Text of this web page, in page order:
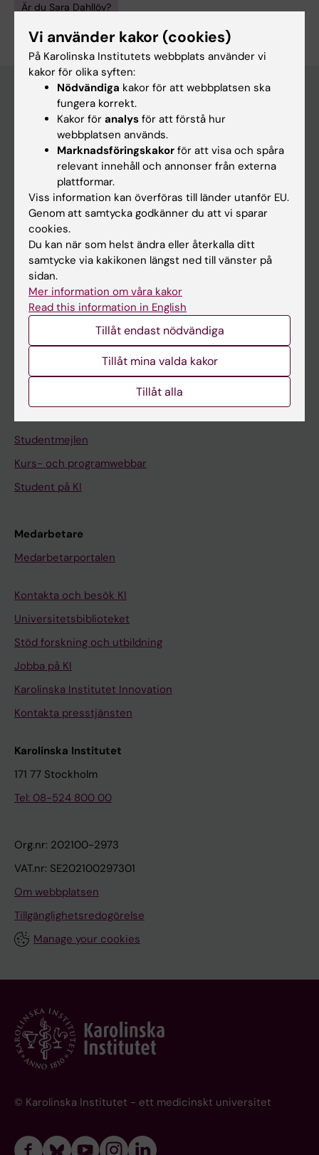
Är du Sara Dahllöv?
Huvudmeny
Utbildning
Forskarutbildning
Forskning
Om KI
På gång
Nyheter
Kalender
Student
Studentmejlen
Kurs- och programwebbar
Student på KI
Medarbetare
Medarbetarportalen
Kontakta och besök KI
Universitetsbiblioteket
Stöd forskning och utbildning
Jobba på KI
Karolinska Institutet Innovation
Kontakta presstjänsten
Karolinska Institutet
171 77 Stockholm
Tel: 08-524 800 00
Org.nr: 202100-2973
VAT.nr: SE202100297301
Om webbplatsen
Tillgänglighetsredogörelse
Manage your cookies
© Karolinska Institutet - ett medicinskt universitet
Vi använder kakor (cookies)
På Karolinska Institutets webbplats använder vi
kakor för olika syften:
Nödvändiga kakor för att webbplatsen ska
fungera korrekt.
Kakor för analys för att förstå hur
webbplatsen används.
Marknadsföringskakor för att visa och spåra
relevant innehåll och annonser från externa
plattformar.
Viss information kan överföras till länder utanför EU.
Genom att samtycka godkänner du att vi sparar
cookies.
Du kan när som helst ändra eller återkalla ditt
samtycke via kakikonen längst ned till vänster på
sidan.
Mer information om våra kakor
Read this information in English
Tillåt endast nödvändiga
Tillåt mina valda kakor
Tillåt alla